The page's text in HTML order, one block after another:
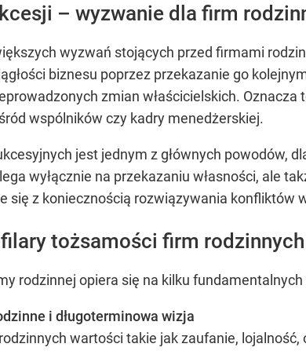
– wyzwanie dla firm
wyzwań stojących przed firmami
biznesu poprzez przekazanie go
zmian właścicielskich.
wspólników czy kadry menedżerskiej.
jest jednym z głównych powodów,
wyłącznie na przekazaniu własności, ale
się z koniecznością rozwiązywania
tożsamości firm rodzinnych
rodzinnej opiera się na kilku fundamentalnych
i długoterminowa wizja
wartości takie jak zaufanie,